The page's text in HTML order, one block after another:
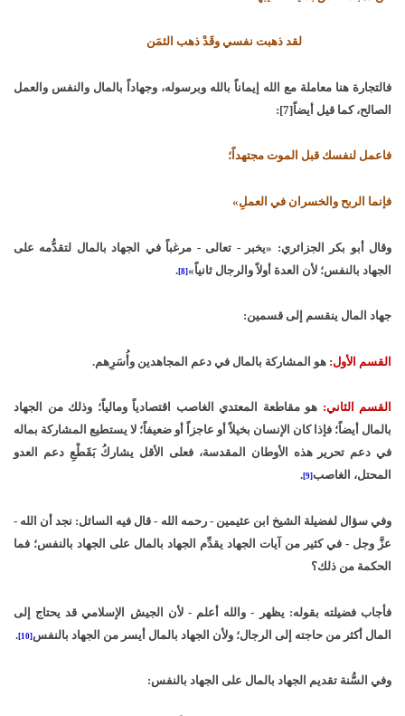
لقد ذهبت نفسي وقَدْ ذهب الثمَن
فالتجارة هنا معاملة مع الله إيماناً بالله وبرسوله، وجهاداً بالمال والنفس والعمل
الصالح، كما قيل أيضاً[7]:
فاعمل لنفسك قبل الموت مجتهداً؛
فإنما الربح والخسران في العملِ»
وقال أبو بكر الجزائري: «يخبر - تعالى - مرغباً في الجهاد بالمال لتقدُّمه على
الجهاد بالنفس؛ لأن العدة أولاً والرجال ثانياً»[8]
.
جهاد المال ينقسم إلى قسمين:
القسم الأول: هو المشاركة بالمال في دعم المجاهدين وأُسَرِهم.
القسم الثاني: هو مقاطعة المعتدي الغاصب اقتصادياً ومالياً؛ وذلك من الجهاد
بالمال أيضاً؛ فإذا كان الإنسان بخيلاً أو عاجزاً أو ضعيفاً؛ لا يستطيع المشاركة بماله
في دعم تحرير هذه الأوطان المقدسة، فعلى الأقل يشاركُ بَقَطْعِ دعم العدو
المحتل، الغاصب[9]
.
وفي سؤال لفضيلة الشيخ ابن عثيمين - رحمه الله - قال فيه السائل: نجد أن الله -
عزَّ وجل - في كثير من آيات الجهاد يقدِّم الجهاد بالمال على الجهاد بالنفس؛ فما
الحكمة من ذلك؟
فأجاب فضيلته بقوله: يظهر - والله أعلم - لأن الجيش الإسلامي قد يحتاج إلى
المال أكثر من حاجته إلى الرجال؛ ولأن الجهاد بالمال أيسر من الجهاد بالنفس [10]
.
وفي السُّنة تقديم الجهاد بالمال على الجهاد بالنفس: